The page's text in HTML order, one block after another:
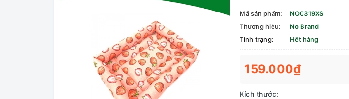
Mã sản phẩm:
NO0319XS
Thương hiệu:
No Brand
Tình trạng:
Hết hàng
159.000₫
Kích thước: